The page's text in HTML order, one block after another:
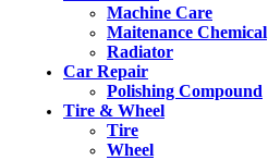
Machine Care
Maitenance Chemical
Radiator
Car Repair
Polishing Compound
Tire & Wheel
Tire
Wheel